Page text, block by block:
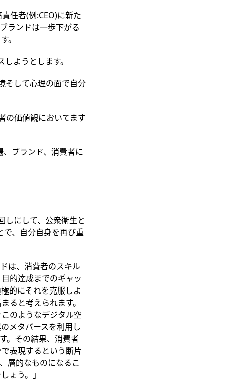
任者(例:CEO)に新た
ランドは一歩下がる
。
ようとします。
そして心理の面で自分
の価値観においてます
ブランド、消費者に
しにして、公衆衛生と
で、自分自身を再び重
は、消費者のスキル
的達成までのギャッ
的にそれを克服しよ
ると考えられます。
のようなデジタル空
メタバースを利用し
。その結果、消費者
表現するという断片
層的なものになるこ
ょう。」